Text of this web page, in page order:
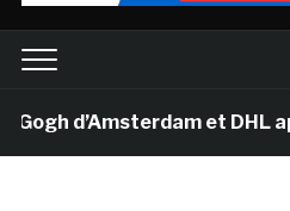
d’Amsterdam et DHL